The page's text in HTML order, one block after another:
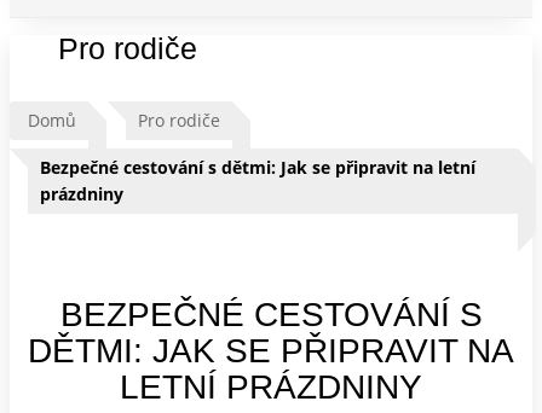
Pro rodiče
Domů Pro rodiče
Bezpečné cestování s dětmi: Jak se připravit na letní
prázdniny
BEZPEČNÉ CESTOVÁNÍ S
DĚTMI: JAK SE PŘIPRAVIT NA
LETNÍ PRÁZDNINY